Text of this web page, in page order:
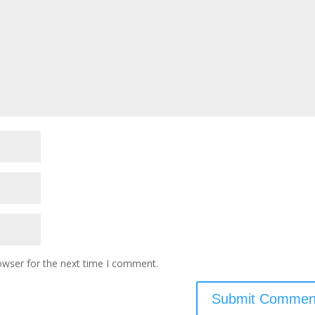
for the next time I comment.